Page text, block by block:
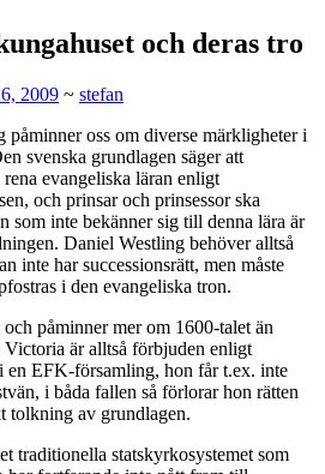
och deras tro
2009 ~ stefan
oss om diverse märkligheter i
svenska grundlagen säger att
evangeliska läran enligt
och prinsar och prinsessor ska
som inte bekänner sig till denna lära är
Daniel Westling behöver alltså
inte har successionsrätt, men måste
i den evangeliska tron.
påminner mer om 1600-talet än
är alltså förbjuden enligt
en EFK-församling, hon får t.ex. inte
i båda fallen så förlorar hon rätten
tolkning av grundlagen.
traditionella statskyrkosystemet som